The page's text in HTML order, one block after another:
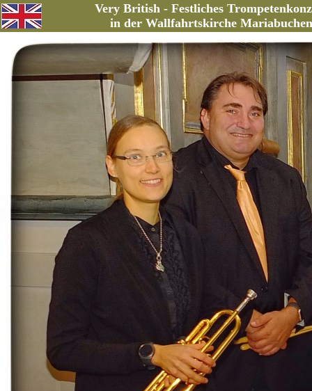
Very British - Festliches
in der Wallfahrtskirche Mariabuchen